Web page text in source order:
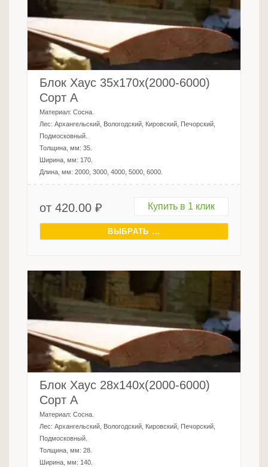
Блок Хаус 35х170х(2000-6000)
Сорт А
Материал: Сосна.
Лес: Архангельский, Вологодский, Кировский, Печорский,
Подмосковный.
Толщина, мм: 35.
Ширина, мм: 170.
Длина, мм: 2000, 3000, 4000, 5000, 6000.
от 420.00 ₽ Купить в 1 клик
ВЫБРАТЬ ...
Блок Хаус 28х140х(2000-6000)
Сорт А
Материал: Сосна.
Лес: Архангельский, Вологодский, Кировский, Печорский,
Подмосковный.
Толщина, мм: 28.
Ширина, мм: 140.